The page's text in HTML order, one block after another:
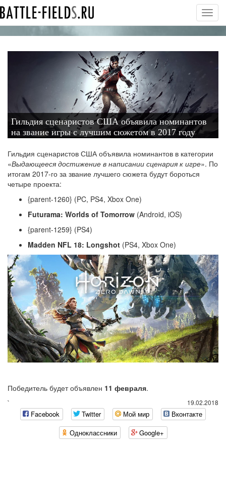
Гильдия сценаристов США объявила номинантов
на звание игры с лучшим сюжетом в 2017 году
Гильдия сценаристов США объявила номинантов в категории
«Выдающееся достижение в написании сценария к игре». По
итогам 2017-го за звание лучшего сюжета будут бороться
четыре проекта:
{parent-1260} (PC, PS4, Xbox One)
Futurama: Worlds of Tomorrow (Android, iOS)
{parent-1259} (PS4)
Madden NFL 18: Longshot (PS4, Xbox One)
Победитель будет объявлен 11 февраля.
19.02.2018
`
Facebook Twitter Мой мир
Вконтакте
Одноклассники
Google+